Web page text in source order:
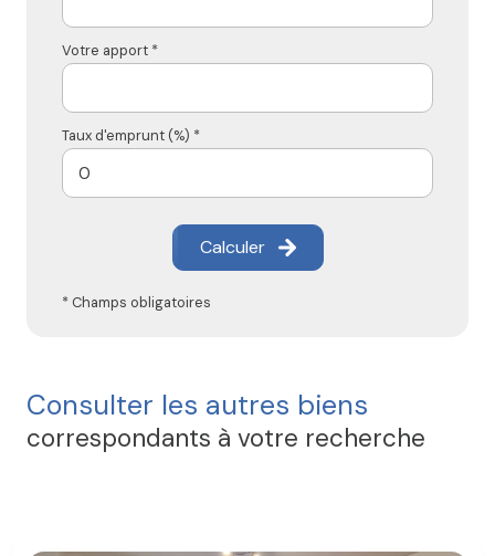
Votre apport *
Taux d'emprunt (%) *
Calculer
* Champs obligatoires
Consulter les autres biens
correspondants à votre recherche